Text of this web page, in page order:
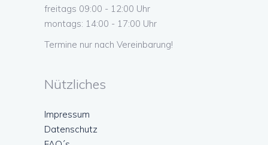
freitags 09:00 - 12:00 Uhr
montags: 14:00 - 17:00 Uhr
Termine nur nach Vereinbarung!
Nützliches
Impressum
Datenschutz